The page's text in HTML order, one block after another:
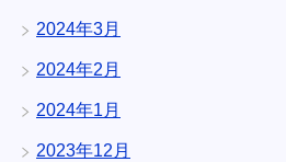
2024年3月
2024年2月
2024年1月
2023年12月